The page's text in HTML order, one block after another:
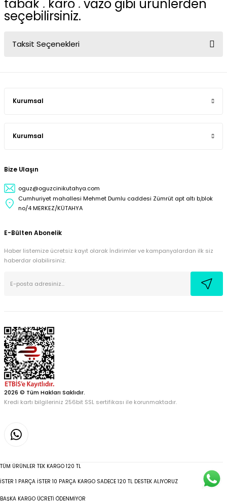
tabak , karo , vazo gibi ürünlerden
seçebilirsiniz.
Taksit Seçenekleri
Kurumsal
Kurumsal
Bize Ulaşın
oguz@oguzcinikutahya.com
Cumhuriyet mahallesi Mehmet Dumlu caddesi Zümrüt apt altı b,blok
no/4 MERKEZ/KÜTAHYA
E-Bülten Abonelik
Haber listemize ücretsiz kayıt olarak İndirimler ve kampanyalardan ilk siz
haberdar olabilirsiniz.
2026 © Tüm Hakları Saklıdır.
Kredi kartı bilgileriniz 256bit SSL sertifikası ile korunmaktadır.
TÜM ÜRÜNLER TEK KARGO 120 TL
İSTER 1 PARÇA İSTER 10 PARÇA KARGO SADECE 120 TL DESTEK ALIYORUZ
BAŞKA KARGO ÜCRETİ ÖDENMİYOR